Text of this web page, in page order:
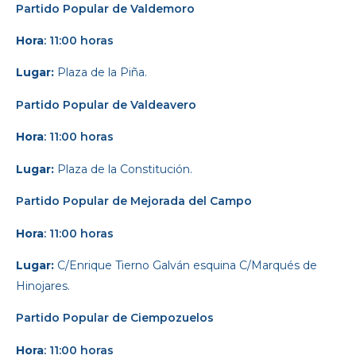
Partido Popular de Valdemoro
Hora: 11:00 horas
Lugar: Plaza de la Piña.
Partido Popular de Valdeavero
Hora: 11:00 horas
Lugar: Plaza de la Constitución.
Partido Popular de Mejorada del Campo
Hora: 11:00 horas
Lugar: C/Enrique Tierno Galván esquina C/Marqués de
Hinojares.
Partido Popular de Ciempozuelos
Hora: 11:00 horas